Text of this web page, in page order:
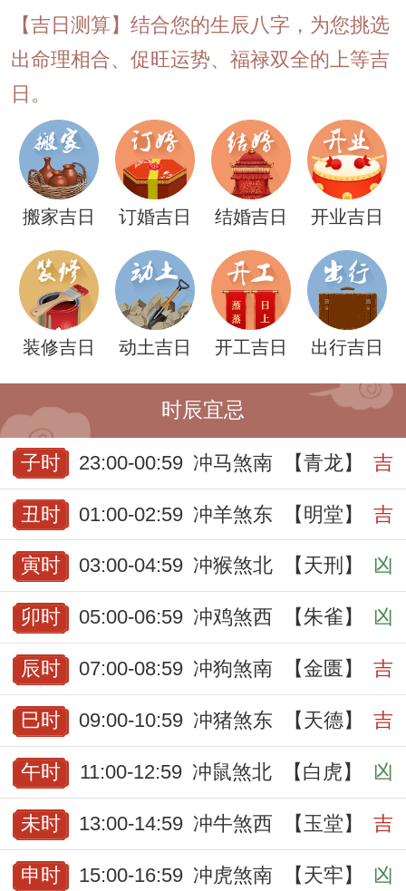
【吉日测算】结合您的生辰八字，为您挑选
出命理相合、促旺运势、福禄双全的上等吉
日。
搬家吉日 订婚吉日 结婚吉日 开业吉日
装修吉日 动土吉日 开工吉日 出行吉日
时辰宜忌
子时 23:00-00:59 冲马煞南 【青龙】 吉
丑时 01:00-02:59 冲羊煞东 【明堂】 吉
寅时 03:00-04:59 冲猴煞北 【天刑】 凶
卯时 05:00-06:59 冲鸡煞西 【朱雀】 凶
辰时 07:00-08:59 冲狗煞南 【金匮】 吉
巳时 09:00-10:59 冲猪煞东 【天德】 吉
午时 11:00-12:59 冲鼠煞北 【白虎】 凶
未时 13:00-14:59 冲牛煞西 【玉堂】 吉
申时 15:00-16:59 冲虎煞南 【天牢】 凶